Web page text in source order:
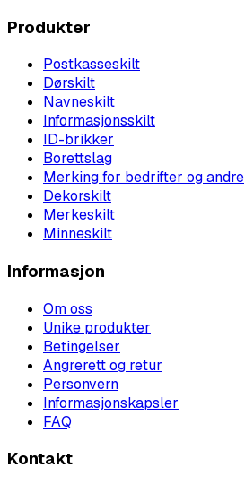
Produkter
Postkasseskilt
Dørskilt
Navneskilt
Informasjonsskilt
ID-brikker
Borettslag
Merking for bedrifter og andre
Dekorskilt
Merkeskilt
Minneskilt
Informasjon
Om oss
Unike produkter
Betingelser
Angrerett og retur
Personvern
Informasjonskapsler
FAQ
Kontakt